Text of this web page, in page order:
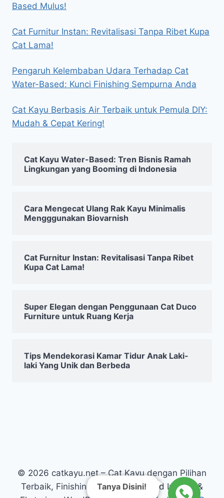
Based Mulus!
Cat Furnitur Instan: Revitalisasi Tanpa Ribet Kupa
Cat Lama!
Pengaruh Kelembaban Udara Terhadap Cat
Water-Based: Kunci Finishing Sempurna Anda
Cat Kayu Berbasis Air Terbaik untuk Pemula DIY:
Mudah & Cepat Kering!
Cat Kayu Water-Based: Tren Bisnis Ramah
Lingkungan yang Booming di Indonesia
Cara Mengecat Ulang Rak Kayu Minimalis
Mengggunakan Biovarnish
Cat Furnitur Instan: Revitalisasi Tanpa Ribet
Kupa Cat Lama!
Super Elegan dengan Penggunaan Cat Duco
Furniture untuk Ruang Kerja
Tips Mendekorasi Kamar Tidur Anak Laki-
laki Yang Unik dan Berbeda
© 2026 catkayu.net – Cat Kayu dengan Pilihan
Terbaik, Finishing Kayu Warna Solid Interior &
Tanya Disini!